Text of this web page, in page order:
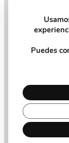
Pide
Recibe la
asesora
958 266
Puedes